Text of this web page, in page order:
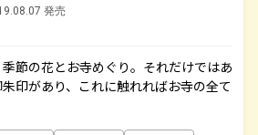
発売
節の花とお寺めぐり。それだけではあ
印があり、これに触れればお寺の全て